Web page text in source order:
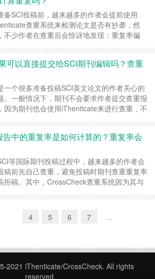
文论文查重工具，被全球数……
备SCI投稿前，越来越多的作者会提前使用
查重系统来检测论文是否有抄袭，然
不少作者在查重后会惊讶地发现：重复率偏
也会被系统算作重复？iThenticate能不能自动
并排除这些引用内容？有没有什么方法可以有
低这种“非恶意”的重……继续阅读 »
可以直接提交给SCI期刊编辑吗？查重
一个很多准备投稿SCI英文论文的作者关心的
。一般情况下，期刊不会要求作者提交查重报
因为期刊也会使用iThenticate来进行查重，不
中是被广泛认可的。 一、iThenticate检测结
以直接提交给SCI期刊编辑吗？ 可以……
»
中的重复率是如何计算的？重复率会
等国际期刊投稿过程中，越来越多的作者会
稿前先自己查重，避免投稿时期刊查重重复率
拒稿。其中，CrossCheck查重系统因为其与
这2个问题： 1、查重报告中的重复率是如何
出来的？ 2、系统是否会将参考文献部分计入
4 5 6 7
...
2021 iThenticate/CrossCheck. All rights
reserved.